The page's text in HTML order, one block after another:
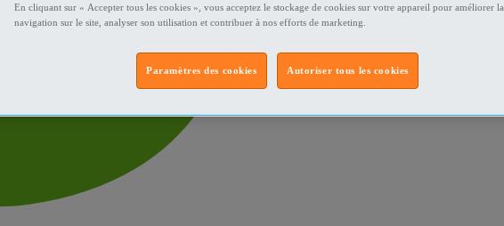
En cliquant sur « Accepter tous les cookies », vous acceptez le stockage de cookies sur votre appareil pour améliorer la
navigation sur le site, analyser son utilisation et contribuer à nos efforts de marketing.
Autoriser tous les cookies
Paramètres des cookies